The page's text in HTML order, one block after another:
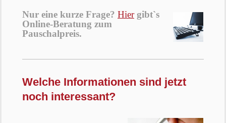
Nur eine kurze Frage? Hier gibt`s
Online-Beratung zum
Pauschalpreis.
Welche Informationen sind jetzt
noch interessant?